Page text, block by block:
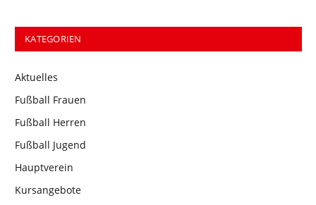
KATEGORIEN
Aktuelles
Fußball Frauen
Fußball Herren
Fußball Jugend
Hauptverein
Kursangebote